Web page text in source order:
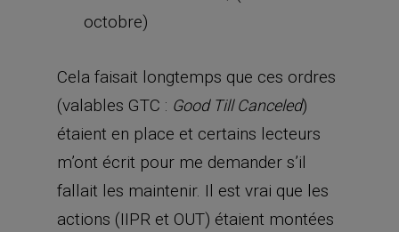
octobre)
Cela faisait longtemps que ces ordres
(valables GTC : Good Till Canceled)
étaient en place et certains lecteurs
m’ont écrit pour me demander s’il
fallait les maintenir. Il est vrai que les
actions (IIPR et OUT) étaient montées